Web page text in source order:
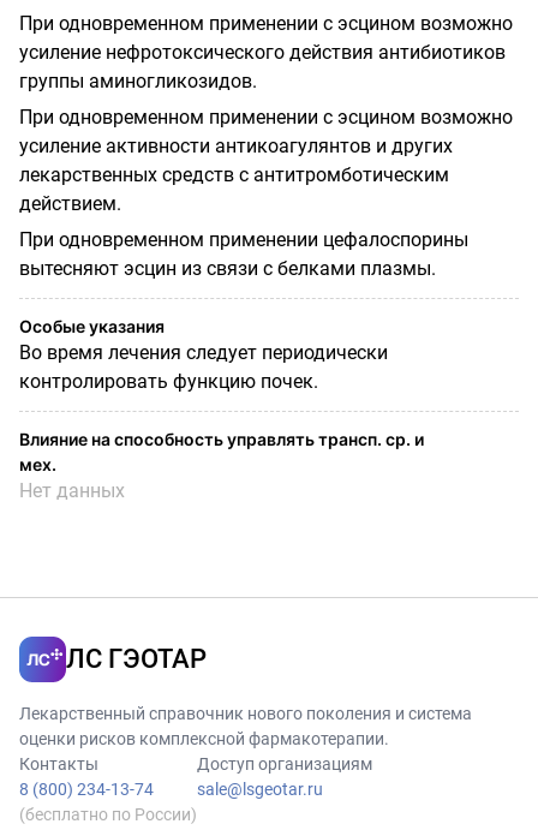
При одновременном применении с эсцином возможно
усиление нефротоксического действия антибиотиков
группы аминогликозидов.
При одновременном применении с эсцином возможно
усиление активности антикоагулянтов и других
лекарственных средств с антитромботическим
действием.
При одновременном применении цефалоспорины
вытесняют эсцин из связи с белками плазмы.
Особые указания
Во время лечения следует периодически
контролировать функцию почек.
Влияние на способность управлять трансп. ср. и
мех.
Нет данных
ЛС ГЭОТАР
Лекарственный справочник нового поколения и система
оценки рисков комплексной фармакотерапии.
Контакты
8 (800) 234-13-74
(бесплатно по России)
Доступ организациям
sale@lsgeotar.ru